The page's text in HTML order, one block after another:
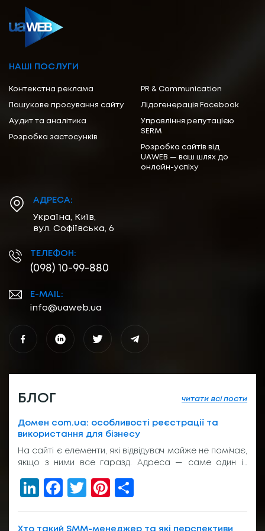
НАШІ ПОСЛУГИ
Контекстна реклама
Пошукове просування сайту
Аудит та аналітика
Розробка застосунків
PR & Communication
Лідогенерація Facebook
Управління репутацією
SERM
Розробка сайтів від
UAWEB — ваш шлях до
онлайн-успіху
АДРЕСА:
Україна, Київ,
вул. Софіївська, 6
ТЕЛЕФОН:
(098) 10-99-880
E-MAIL:
info@uaweb.ua
БЛОГ читати всі пости
Домен com.ua: особливості реєстрації та
використання для бізнесу
На сайті є елементи, які відвідувач майже не помічає,
якщо з ними все гаразд. Адреса — саме один із
рекламі, у листуванні з клієнтом, на вивісці біля входу
або в підписі менеджера. І якщо вона виглядає
звично, людина просто переходить далі. Без зайвих
LinkedIn
Facebook
TwitterPinterest
Хто такий SMM-менеджер та які перспективи